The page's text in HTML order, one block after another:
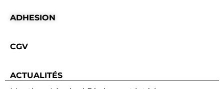
ADHESION
CGV
ACTUALITÉS